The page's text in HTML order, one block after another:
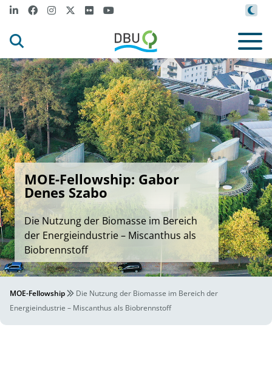
MOE-Fellowship: Gabor
Denes Szabo
Die Nutzung der Biomasse im Bereich
der Energieindustrie – Miscanthus als
Biobrennstoff
MOE-Fellowship
Die Nutzung der Biomasse im Bereich der
Energieindustrie – Miscanthus als Biobrennstoff